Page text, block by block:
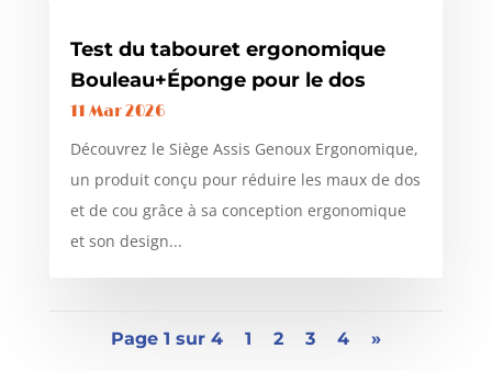
Test du tabouret ergonomique
Bouleau+Éponge pour le dos
11 Mar 2026
Découvrez le Siège Assis Genoux Ergonomique,
un produit conçu pour réduire les maux de dos
et de cou grâce à sa conception ergonomique
et son design...
Page 1 sur 4 1 2 3 4 »